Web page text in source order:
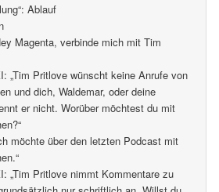
Ablauf
Magenta, verbinde mich mit Tim
„Tim Pritlove wünscht keine Anrufe von
und dich, Waldemar, oder deine
er nicht. Worüber möchtest du mit
möchte über den letzten Podcast mit
„Tim Pritlove nimmt Kommentare zu